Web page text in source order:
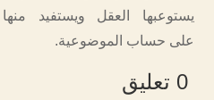
يستوعبها العقل ويستفيد منها
على حساب الموضوعية.
0 تعليق